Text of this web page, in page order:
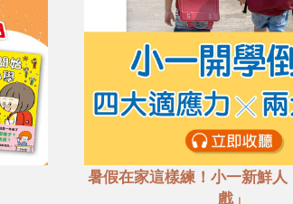
暑假在家這樣練！小一新鮮人
戲」